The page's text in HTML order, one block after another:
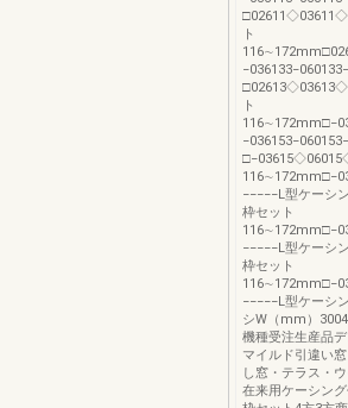
ト
ト
−−−−−L型ケーシ
枠セット
−−−−−L型ケーシ
枠セット
−−−−−L型ケーシ
シW（mm）
機種受注生産品
マイルド引違い
し窓・テラス・
在来用ケーシン